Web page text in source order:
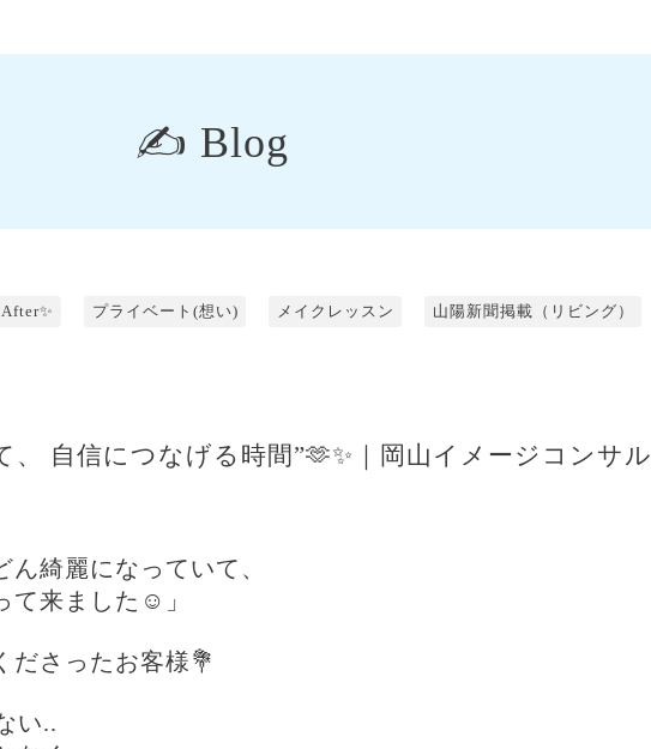
✍️ Blog
プライベート(想い) メイクレッスン 山陽新聞掲載（リビング）
、 自信につなげる時間”🫶✨｜岡山イメージコンサル
ん綺麗になっていて、
て来ました☺️」
ださったお客様💐
い..